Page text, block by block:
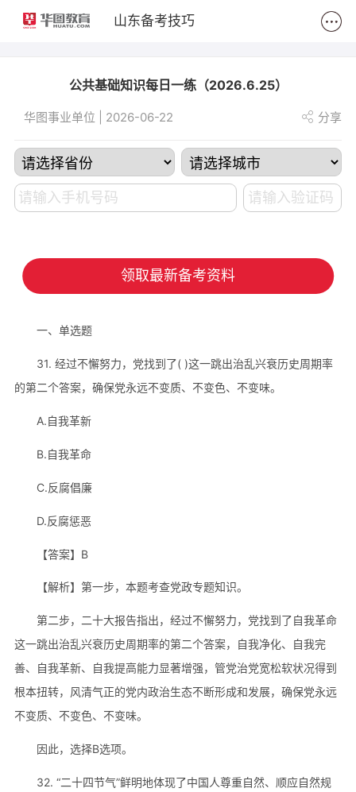
山东备考技巧
公共基础知识每日一练（2026.6.25）
华图事业单位 | 2026-06-22 分享
领取最新备考资料
一、单选题
31. 经过不懈努力，党找到了( )这一跳出治乱兴衰历史周期率
的第二个答案，确保党永远不变质、不变色、不变味。
A.自我革新
B.自我革命
C.反腐倡廉
D.反腐惩恶
【答案】B
【解析】第一步，本题考查党政专题知识。
第二步，二十大报告指出，经过不懈努力，党找到了自我革命
这一跳出治乱兴衰历史周期率的第二个答案，自我净化、自我完
善、自我革新、自我提高能力显著增强，管党治党宽松软状况得到
根本扭转，风清气正的党内政治生态不断形成和发展，确保党永远
不变质、不变色、不变味。
因此，选择B选项。
32. “二十四节气”鲜明地体现了中国人尊重自然、顺应自然规